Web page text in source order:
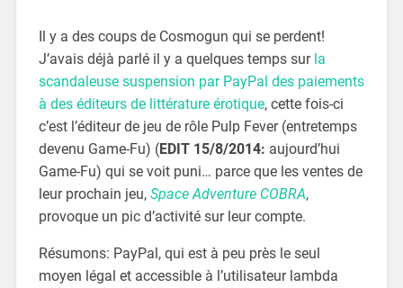
Il y a des coups de Cosmogun qui se perdent!
J’avais déjà parlé il y a quelques temps sur la
scandaleuse suspension par PayPal des paiements
à des éditeurs de littérature érotique, cette fois-ci
c’est l’éditeur de jeu de rôle Pulp Fever (entretemps
devenu Game-Fu) (EDIT 15/8/2014: aujourd’hui
Game-Fu) qui se voit puni… parce que les ventes de
leur prochain jeu, Space Adventure COBRA,
provoque un pic d’activité sur leur compte.
Résumons: PayPal, qui est à peu près le seul
moyen légal et accessible à l’utilisateur lambda